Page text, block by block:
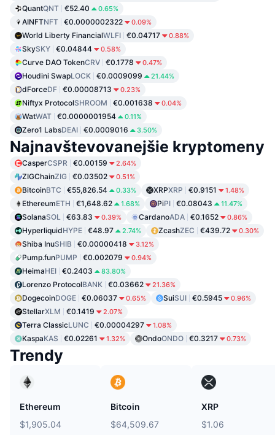
QuantQNT €52.40 0.65%
AINFTNFT €0.0000002322 0.09%
World Liberty FinancialWLFI €0.04717 0.88%
SkySKY €0.04844 0.58%
Curve DAO TokenCRV €0.1778 0.47%
Houdini SwapLOCK €0.0009099 21.44%
dForceDF €0.00008713 0.23%
Niftyx ProtocolSHROOM €0.001638 0.04%
WatWAT €0.0000001954 0.11%
Zero1 LabsDEAI €0.0009016 3.50%
Najnavštevovanejšie kryptomeny
CasperCSPR €0.00159 2.64%
ZIGChainZIG €0.03502 0.51%
BitcoinBTC €55,826.54 0.33% XRPXRP €0.9151 1.48%
EthereumETH €1,648.62 1.68% PiPI €0.08043 11.47%
SolanaSOL €63.83 0.39% CardanoADA €0.1652 0.86%
HyperliquidHYPE €48.97 2.74% ZcashZEC €439.72 0.30%
Shiba InuSHIB €0.00000418 3.12%
Pump.funPUMP €0.002079 0.94%
HeimaHEI €0.2403 83.80%
Lorenzo ProtocolBANK €0.03662 21.36%
DogecoinDOGE €0.06037 0.65% SuiSUI €0.5945 0.96%
StellarXLM €0.1419 2.07%
Terra ClassicLUNC €0.00004297 1.08%
KaspaKAS €0.02261 1.32% OndoONDO €0.3217 0.73%
Trendy
Ethereum
$1,905.04
Bitcoin
$64,509.67
XRP
$1.06